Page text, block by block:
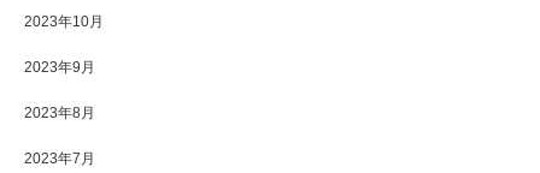
2023年10月
2023年9月
2023年8月
2023年7月